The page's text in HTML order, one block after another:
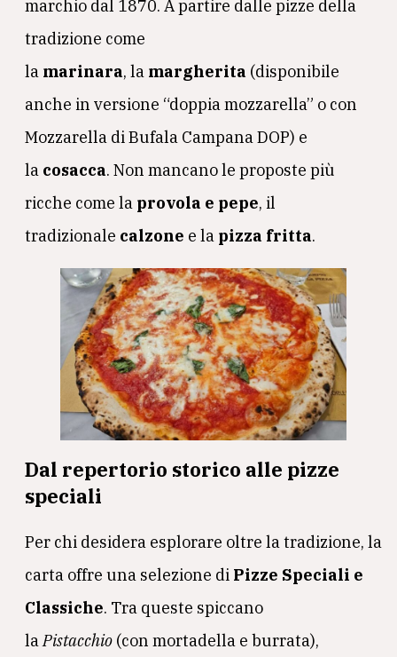
marchio dal 1870. A partire dalle pizze della
tradizione come
la marinara, la margherita (disponibile
anche in versione “doppia mozzarella” o con
Mozzarella di Bufala Campana DOP) e
la cosacca. Non mancano le proposte più
ricche come la provola e pepe, il
tradizionale calzone e la pizza fritta.
Dal repertorio storico alle pizze
speciali
Per chi desidera esplorare oltre la tradizione, la
carta offre una selezione di Pizze Speciali e
Classiche. Tra queste spiccano
laPistacchio (con mortadella e burrata),